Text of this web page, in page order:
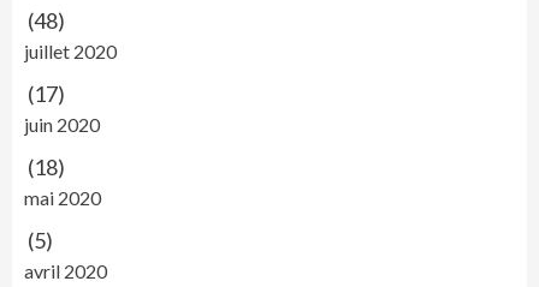
(48)
juillet 2020
(17)
juin 2020
(18)
mai 2020
(5)
avril 2020